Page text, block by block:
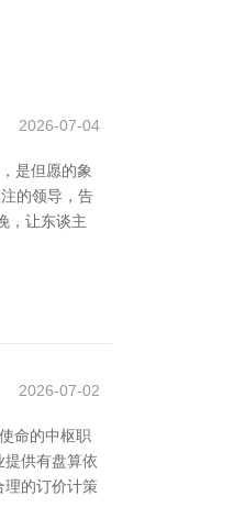
2026-07-04
是但愿的象
的领导，告
，让东谈主
2026-07-02
命的中枢职
供有盘算依
理的订价计策